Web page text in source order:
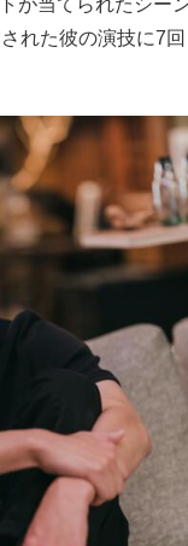
が当てられたシー
れた彼の演技に7回